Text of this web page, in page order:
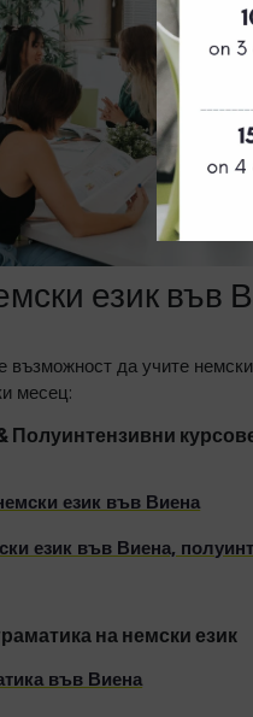
език във
възможност да учите
месец:
Полуинтензивни
език във Виена
език във Виена,
на немски език
във Виена